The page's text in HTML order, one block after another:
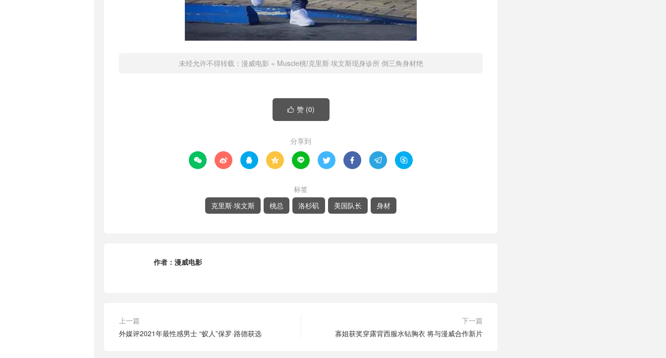
未经允许不得转载： 漫威电影 » Muscle桃!克里斯·埃文斯现身诊所 倒三角身材绝
 赞 (0)
分享到
        
标签
克里斯·埃文斯
桃总 洛杉矶 美国队长 身材
作者： 漫威电影
上一篇
外媒评2021年最性感男士 “蚁人”保罗·路德获选
下一篇
寡姐获奖穿露背西服水钻胸衣 将与漫威合作新片